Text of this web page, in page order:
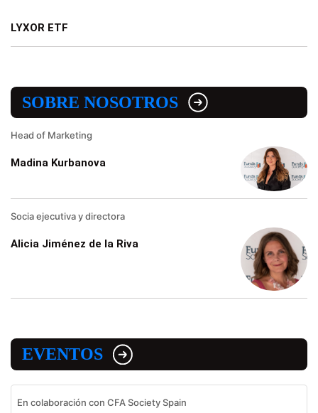
LYXOR ETF
SOBRE NOSOTROS
Head of Marketing
Madina Kurbanova
Socia ejecutiva y directora
Alicia Jiménez de la Riva
EVENTOS
En colaboración con CFA Society Spain